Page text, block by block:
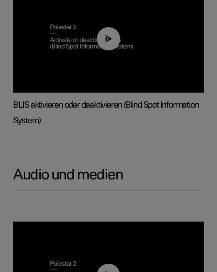
00:37
BLIS aktivieren oder deaktivieren (Blind Spot Information
System)
Audio und medien